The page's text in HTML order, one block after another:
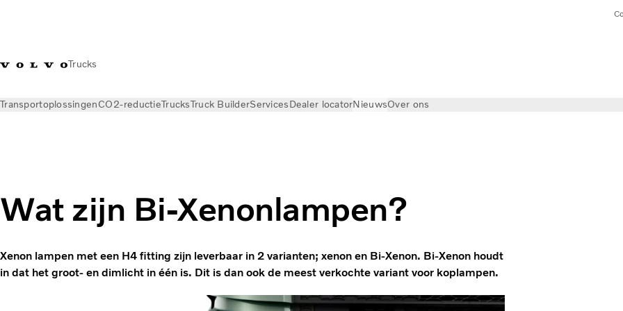
Trucks
TransportoplossingenCO2-reductieTrucksTruck BuilderServicesDealer locatorNieuwsOver ons
Wat zijn Bi-Xenonlampen?
Xenon lampen met een H4 fitting zijn leverbaar in 2 varianten; xenon en Bi-Xenon. Bi-Xenon houdt
in dat het groot- en dimlicht in één is. Dit is dan ook de meest verkochte variant voor koplampen.